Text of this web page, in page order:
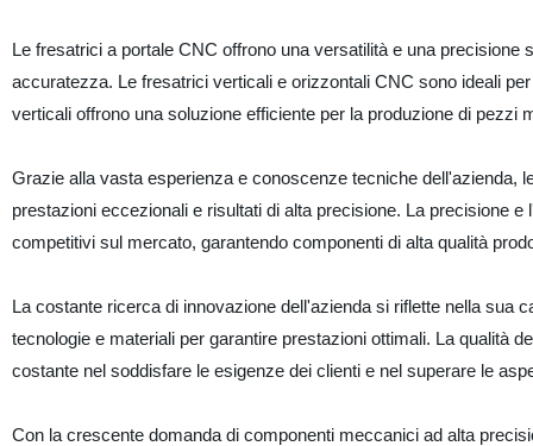
Le fresatrici a portale CNC offrono una versatilità e una
accuratezza. Le fresatrici verticali e orizzontali CNC sono ideali
verticali offrono una soluzione efficiente per la produzione di pezzi
Grazie alla vasta esperienza e conoscenze tecniche dell'azienda,
prestazioni eccezionali e risultati di alta precisione. La precisione
competitivi sul mercato, garantendo componenti di alta qualità
La costante ricerca di innovazione dell'azienda si riflette nella sua
tecnologie e materiali per garantire prestazioni ottimali. La qualità
costante nel soddisfare le esigenze dei clienti e nel superare le
Con la crescente domanda di componenti meccanici ad alta